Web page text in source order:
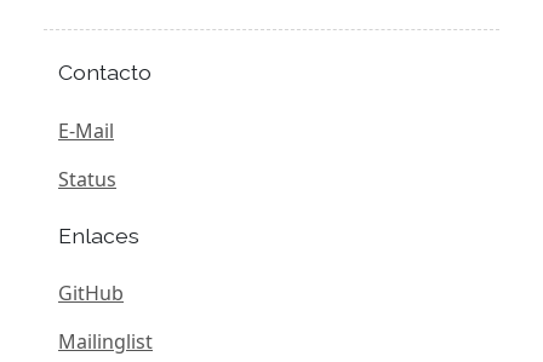
Contacto
E-Mail
Status
Enlaces
GitHub
Mailinglist